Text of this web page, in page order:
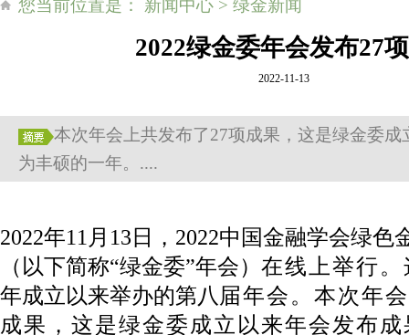
您当前位置是： 新闻中心 > 绿金新闻
2022绿金委年会发布27
2022-11-13
本次年会上共发布了27项成果，这是绿金委
为丰硕的一年。....
2022年11月13日，2022中国金融学会绿色
（以下简称“绿金委”年会） 在线上举行。
年成立以来举办的第八 届年会。本次年
成果，这是绿金委成立以来年会发布